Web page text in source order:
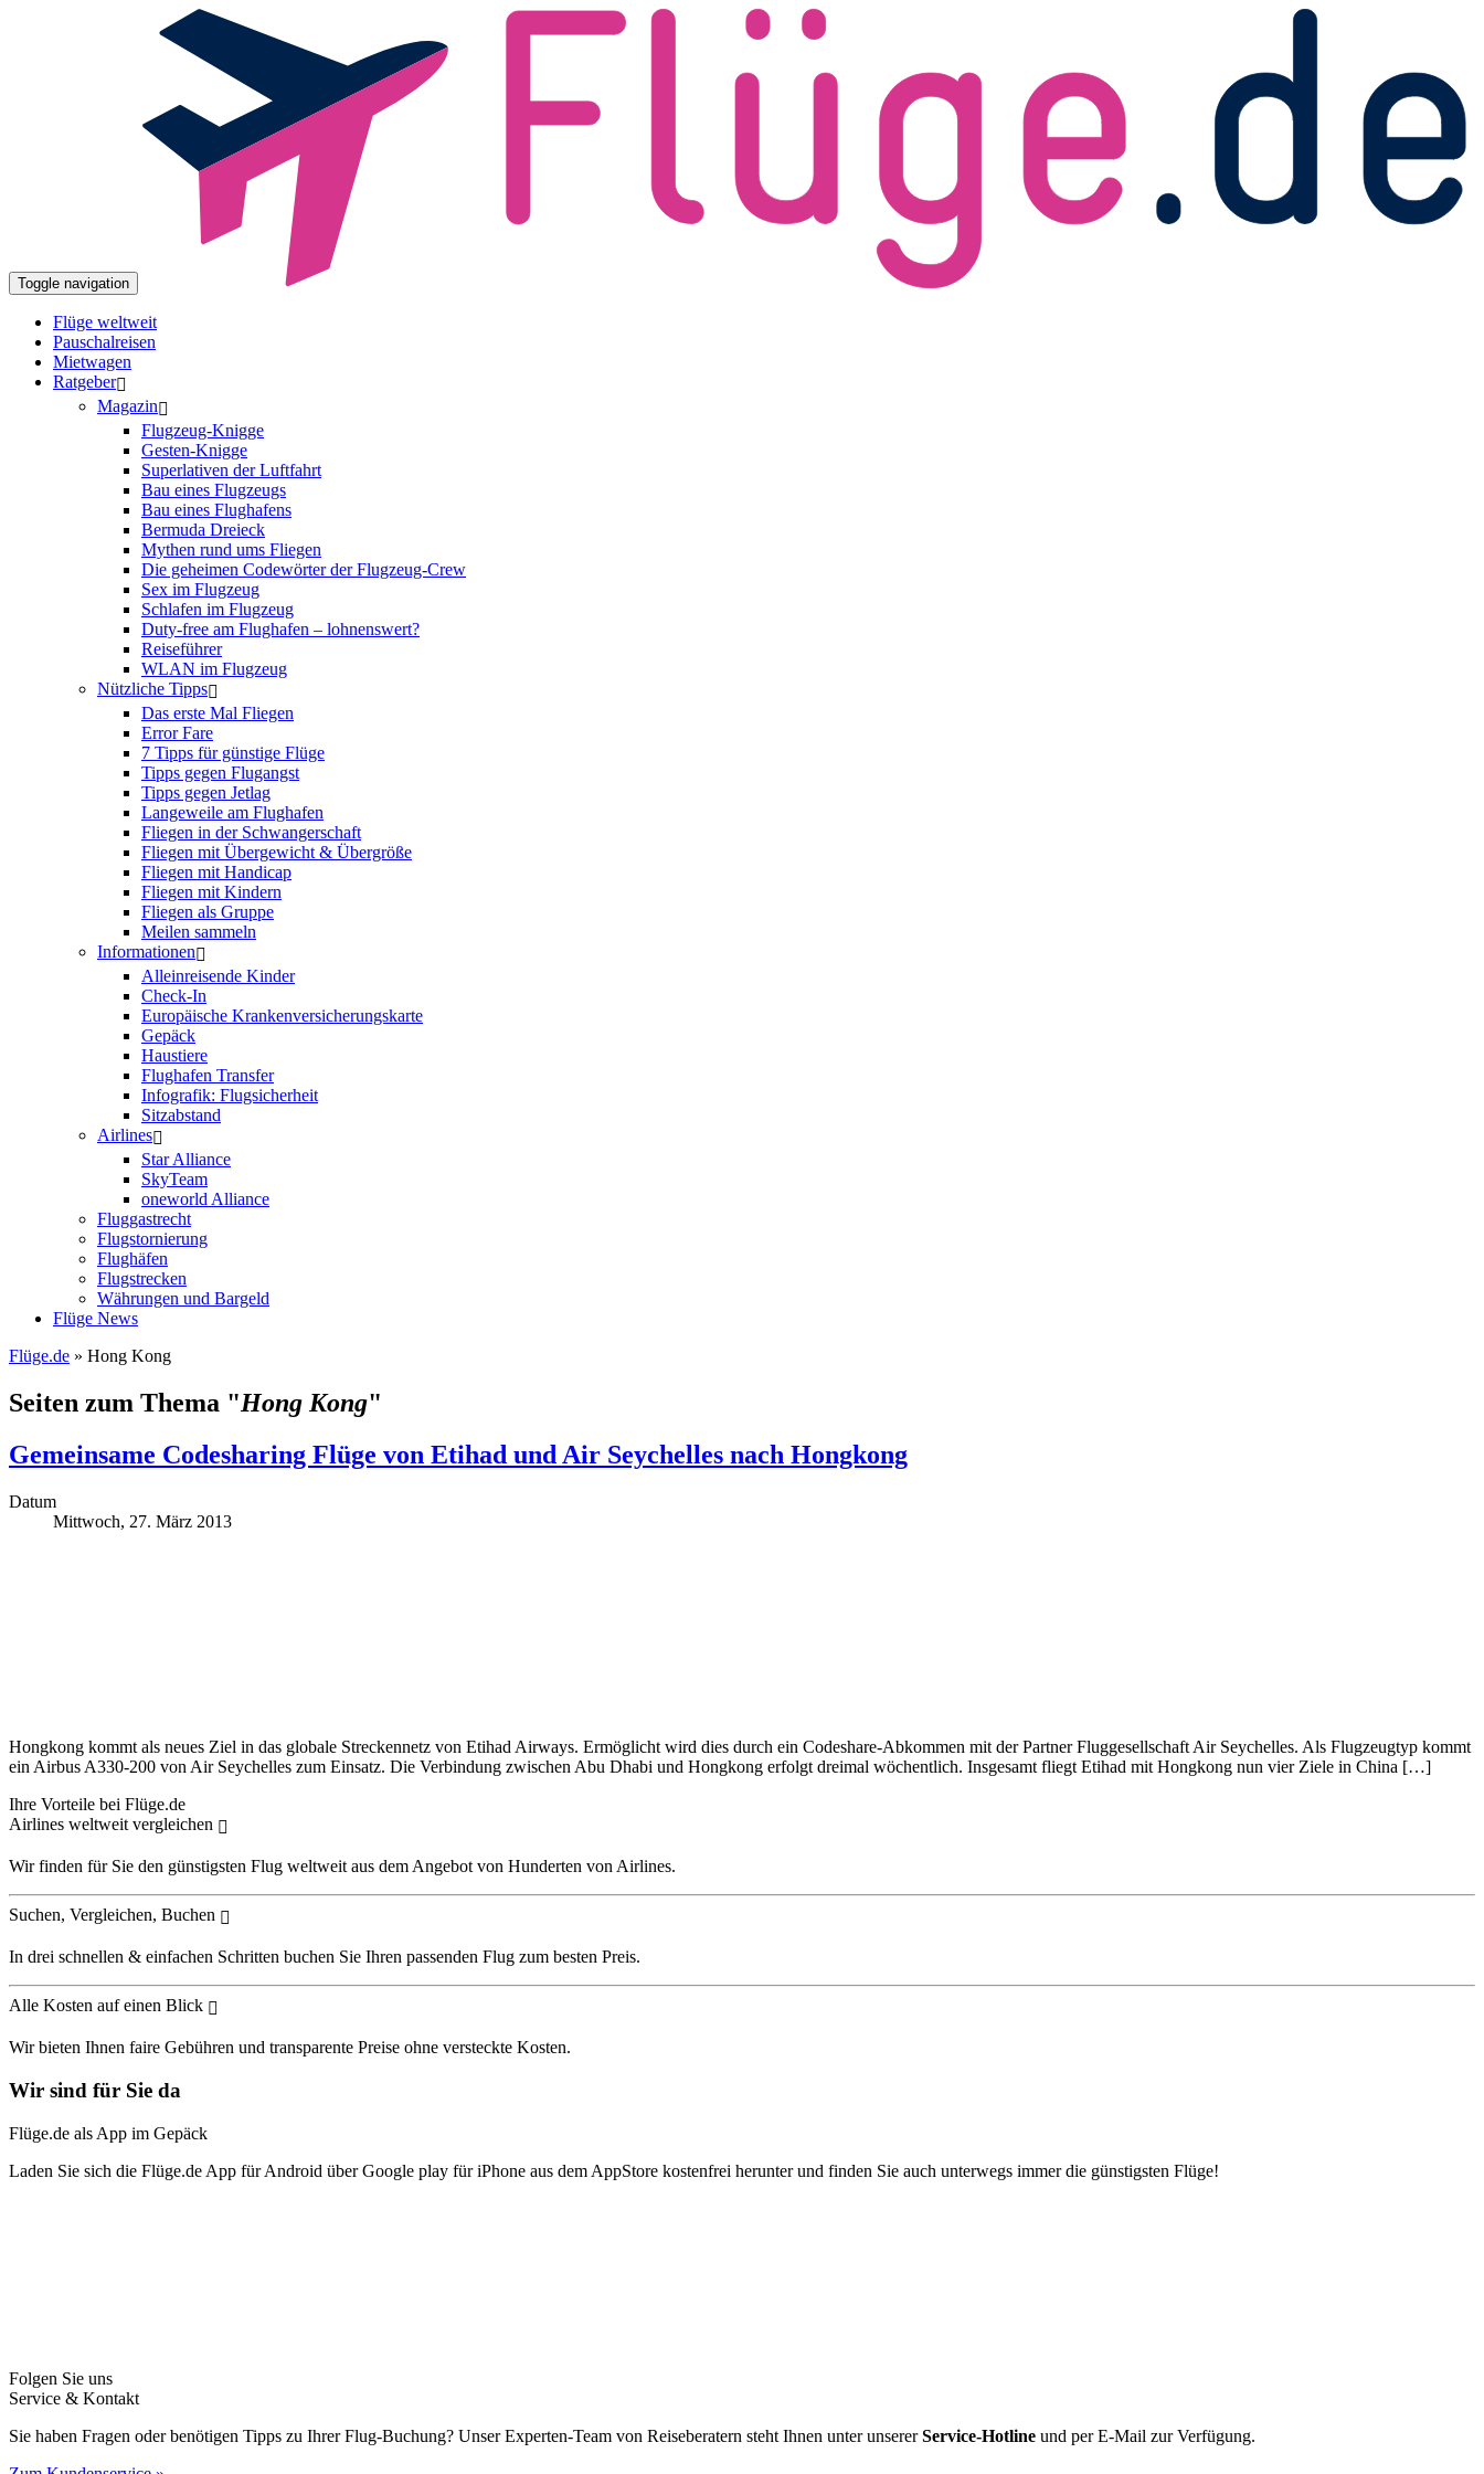
Toggle navigation
Flüge weltweit
Pauschalreisen
Mietwagen
Ratgeber
Magazin
Flugzeug-Knigge
Gesten-Knigge
Superlativen der Luftfahrt
Bau eines Flugzeugs
Bau eines Flughafens
Bermuda Dreieck
Mythen rund ums Fliegen
Die geheimen Codewörter der Flugzeug-Crew
Sex im Flugzeug
Schlafen im Flugzeug
Duty-free am Flughafen – lohnenswert?
Reiseführer
WLAN im Flugzeug
Nützliche Tipps
Das erste Mal Fliegen
Error Fare
7 Tipps für günstige Flüge
Tipps gegen Flugangst
Tipps gegen Jetlag
Langeweile am Flughafen
Fliegen in der Schwangerschaft
Fliegen mit Übergewicht & Übergröße
Fliegen mit Handicap
Fliegen mit Kindern
Fliegen als Gruppe
Meilen sammeln
Informationen
Alleinreisende Kinder
Check-In
Europäische Krankenversicherungskarte
Gepäck
Haustiere
Flughafen Transfer
Infografik: Flugsicherheit
Sitzabstand
Airlines
Star Alliance
SkyTeam
oneworld Alliance
Fluggastrecht
Flugstornierung
Flughäfen
Flugstrecken
Währungen und Bargeld
Flüge News
Flüge.de » Hong Kong
Seiten zum Thema "Hong Kong"
Gemeinsame Codesharing Flüge von Etihad und Air Seychelles nach Hongkong
Datum
Mittwoch, 27. März 2013
Hongkong kommt als neues Ziel in das globale Streckennetz von Etihad Airways. Ermöglicht wird dies durch ein Codeshare-Abkommen mit der Partner Fluggesellschaft Air Seychelles. Als Flugzeugtyp kommt
ein Airbus A330-200 von Air Seychelles zum Einsatz. Die Verbindung zwischen Abu Dhabi und Hongkong erfolgt dreimal wöchentlich. Insgesamt fliegt Etihad mit Hongkong nun vier Ziele in China […]
Ihre Vorteile bei Flüge.de
Airlines weltweit vergleichen
Wir finden für Sie den günstigsten Flug weltweit aus dem Angebot von Hunderten von Airlines.
Suchen, Vergleichen, Buchen
In drei schnellen & einfachen Schritten buchen Sie Ihren passenden Flug zum besten Preis.
Alle Kosten auf einen Blick
Wir bieten Ihnen faire Gebühren und transparente Preise ohne versteckte Kosten.
Wir sind für Sie da
Flüge.de als App im Gepäck
Laden Sie sich die Flüge.de App für Android über Google play für iPhone aus dem AppStore kostenfrei herunter und finden Sie auch unterwegs immer die günstigsten Flüge!
Folgen Sie uns
Service & Kontakt
Sie haben Fragen oder benötigen Tipps zu Ihrer Flug-Buchung? Unser Experten-Team von Reiseberatern steht Ihnen unter unsererService-Hotline und per E-Mail zur Verfügung.